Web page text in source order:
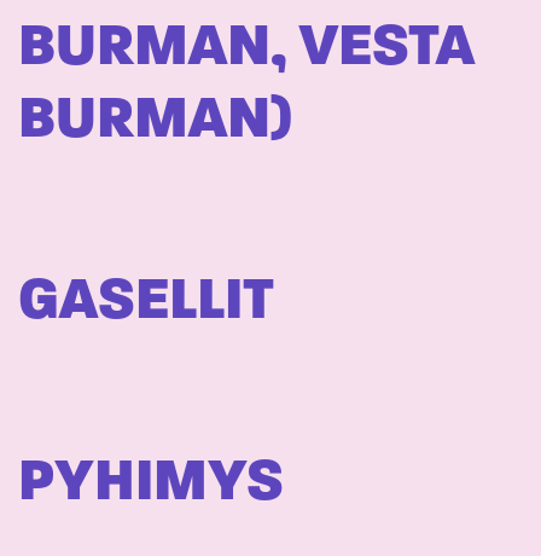
BURMAN, VESTA
BURMAN)
GASELLIT
PYHIMYS